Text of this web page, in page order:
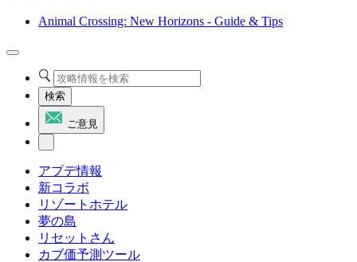
Animal Crossing: New Horizons - Guide & Tips
検索
ご意見
アプデ情報
新コラボ
リゾートホテル
夢の島
リセットさん
カブ価予測ツール